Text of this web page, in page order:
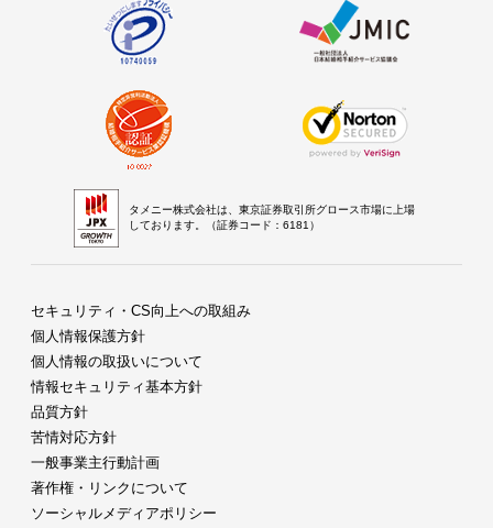
タメニー株式会社は、東京証券取引所グロース市場に上場
しております。（証券コード：6181）
セキュリティ・CS向上への取組み
個人情報保護方針
個人情報の取扱いについて
情報セキュリティ基本方針
品質方針
苦情対応方針
一般事業主行動計画
著作権・リンクについて
ソーシャルメディアポリシー